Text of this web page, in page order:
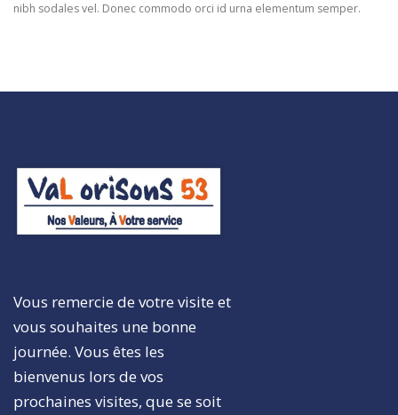
nibh sodales vel. Donec commodo orci id urna elementum semper.
Vous remercie de votre visite et
vous souhaites une bonne
journée. Vous êtes les
bienvenus lors de vos
prochaines visites, que se soit